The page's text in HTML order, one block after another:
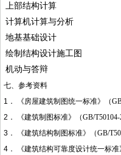
上部结构计算
计算机计算与分析
地基基础设计
绘制结构设计施工图
机动与答辩
七、参考资料
1． 《房屋建筑制图统一标准》（
2． 《建筑制图标准》（GB/T50104-
3． 《建筑结构制图标准》（GB/
4． 《建筑结构可靠度设计统一标准